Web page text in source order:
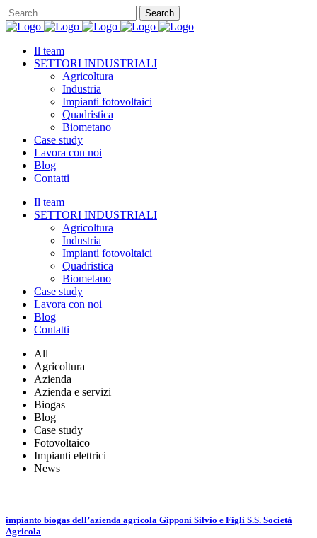
Il team
SETTORI INDUSTRIALI
Agricoltura
Industria
Impianti fotovoltaici
Quadristica
Biometano
Case study
Lavora con noi
Blog
Contatti
Il team
SETTORI INDUSTRIALI
Agricoltura
Industria
Impianti fotovoltaici
Quadristica
Biometano
Case study
Lavora con noi
Blog
Contatti
All
Agricoltura
Azienda
Azienda e servizi
Biogas
Blog
Case study
Fotovoltaico
Impianti elettrici
News
impianto biogas dell’azienda agricola Gipponi Silvio e Figli S.S. Società
Agricola